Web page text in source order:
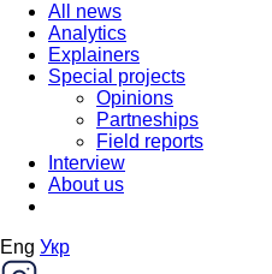
All news
Analytics
Explainers
Special projects
Opinions
Partneships
Field reports
Interview
About us
Eng Укр